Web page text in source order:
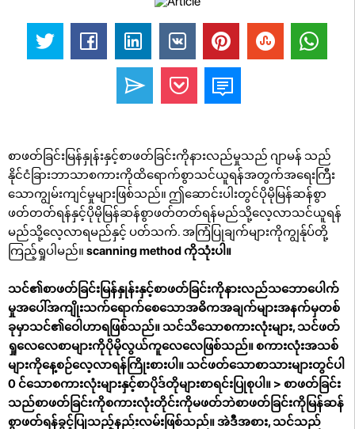
စာဖတ်ခြင်းမြန်နှုန်းနှင့်စာဖတ်ခြင်းကိုနားလည်မှုသည် ဂျာမန် သည်
နိုင်ငံခြားဘာသာစကားကိုထိရောက်စွာသင်ယူရန်အတွက်အရေးကြီး
သောကျွမ်းကျင်မှုများဖြစ်သည်။ ဤဆောင်းပါးတွင်ပိုမိုမြန်ဆန်စွာ
ဖတ်တတ်ရန်နှင့်ပိုမိုမြန်ဆန်စွာဖတ်တတ်ရန်မည်သို့လေ့လာသင်ယူရန်
မည်သို့လေ့လာရမည်နှင့် ပတ်သက်. အကြံပြုချက်များကိုကျွန်ုပ်တို့
ကြည့်ရှုပါမည်။ scanning method ကိုသုံးပါ။
သင်၏စာဖတ်ခြင်းမြန်နှုန်းနှင့်စာဖတ်ခြင်းကိုနားလည်သဘောပေါက်
မှုအပေါ်အကျိုးသက်ရောက်စေသောအဓိကအချက်များအနက်မှတစ်
ခုမှာသင်၏ဝေါဟာရဖြစ်သည်။ သင်သိသောစကားလုံးများ, သင်ဖတ်
ရှုလေလေစာများကိုပိုမိုလွယ်ကူလေလေဖြစ်သည်။ စကားလုံးအသစ်
များကိုနေ့စဉ်လေ့လာရန်ကြိုးစားပါ။ သင်ဖတ်သောစာသားများတွင်ပါ
0 င်သောစကားလုံးများနှင့်စာပိုဒ်တိုများစာရင်းပြုစုပါ။ > စာဖတ်ခြင်း
သည်စာဖတ်ခြင်းကိုစကားလုံးတိုင်းကိုမဖတ်ဘဲစာဖတ်ခြင်းကိုမြန်ဆန်
စွာဖတ်ရန်ခွင့်ပြုသည့်နည်းလမ်းဖြစ်သည်။ အဲဒီအစား, သင်သည်